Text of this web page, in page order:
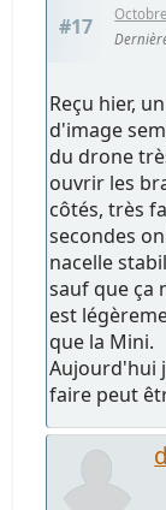
#17
Reçu hier,
d'image
du drone
ouvrir les
côtés, très
secondes
nacelle
sauf que ça
est
que la Mini.
Aujourd'hui
faire peut